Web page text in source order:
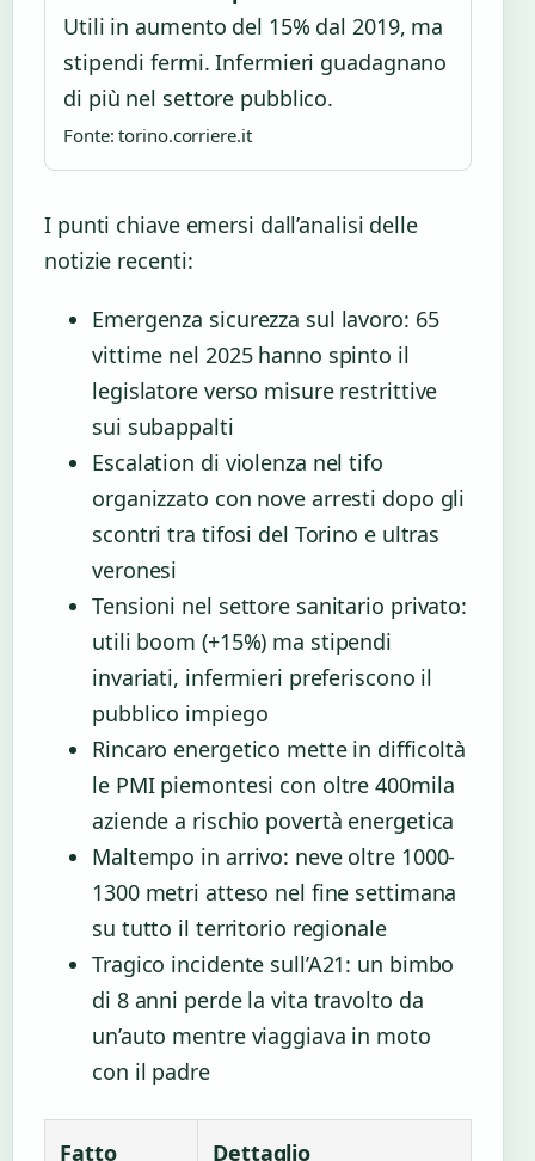
Utili in aumento del 15% dal 2019, ma
stipendi fermi. Infermieri guadagnano
di più nel settore pubblico.
Fonte: torino.corriere.it
I punti chiave emersi dall’analisi delle
notizie recenti:
Emergenza sicurezza sul lavoro: 65
vittime nel 2025 hanno spinto il
legislatore verso misure restrittive
sui subappalti
Escalation di violenza nel tifo
organizzato con nove arresti dopo gli
scontri tra tifosi del Torino e ultras
veronesi
Tensioni nel settore sanitario privato:
utili boom (+15%) ma stipendi
invariati, infermieri preferiscono il
pubblico impiego
Rincaro energetico mette in difficoltà
le PMI piemontesi con oltre 400mila
aziende a rischio povertà energetica
Maltempo in arrivo: neve oltre 1000-
1300 metri atteso nel fine settimana
su tutto il territorio regionale
Tragico incidente sull’A21: un bimbo
di 8 anni perde la vita travolto da
un’auto mentre viaggiava in moto
con il padre
Fatto Dettaglio